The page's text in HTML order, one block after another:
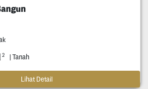
2 | Tanah
Lihat Detail